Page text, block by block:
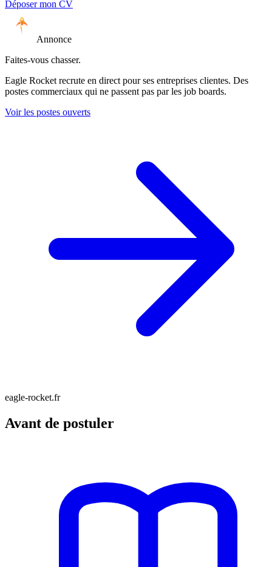
Déposer mon CV
Annonce
Faites-vous chasser.
Eagle Rocket recrute en direct pour ses entreprises clientes. Des
postes commerciaux qui ne passent pas par les job boards.
Voir les postes ouverts
eagle-rocket.fr
Avant de postuler